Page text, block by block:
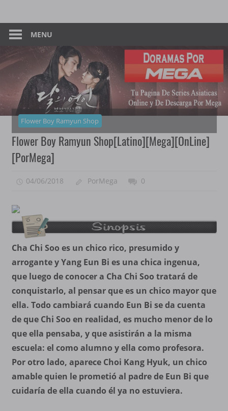
content
Dorama
–
Por
Mega
Pagina
Descarga
Por
Mega
MENU
Flower Boy Ramyun Shop
Flower Boy Ramyun Shop[Latino][Mega][OnLine]
[PorMega]
04/06/2018 PorMega 0
Cha Chi Soo es un chico rico, presumido y
arrogante y Yang Eun Bi es una chica ingenua,
que luego de conocer a Cha Chi Soo tratará de
conquistarlo, al pensar que es un chico mayor que
ella. Todo cambiará cuando Eun Bi se da cuenta
de que Chi Soo en realidad, es mucho menor de lo
que ella pensaba, y que asistirán a la misma
escuela: el como alumno y ella como profesora.
Por otro lado, aparece Choi Kang Hyuk, un chico
amable quien le prometió al padre de Eun Bi que
cuidaría de ella cuando él ya no estuviera.